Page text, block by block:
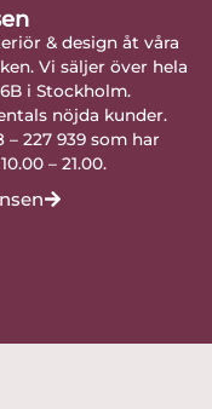
& design åt våra
Vi säljer över hela
i Stockholm.
nöjda kunder.
227 939 som har
– 21.00.